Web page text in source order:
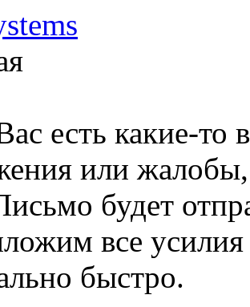
есть какие-
или
будет
все усилия
быстро.